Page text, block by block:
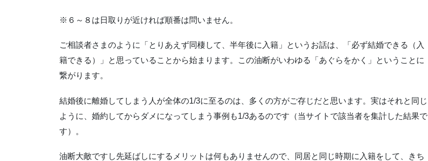
※６～８は日取りが近ければ順番は問いません。
ご相談者さまのように「とりあえず同棲して、半年後に入籍」というお話は、「必ず結婚できる（入
籍できる）」と思っていることから始まります。この油断がいわゆる「あぐらをかく」ということに
繋がります。
結婚後に離婚してしまう人が全体の1/3に至るのは、多くの方がご存じだと思います。実はそれと同じ
ように、婚約してからダメになってしまう事例も1/3あるのです（当サイトで該当者を集計した結果で
す）。
油断大敵ですし先延ばしにするメリットは何もありませんので、同居と同じ時期に入籍をして、きち